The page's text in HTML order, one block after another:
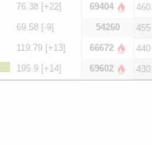
76.38 [+22] 69404 460
69.58 [-9] 54260 455
119.79 [+13] 66672 440
195.9 [+14] 69602 430